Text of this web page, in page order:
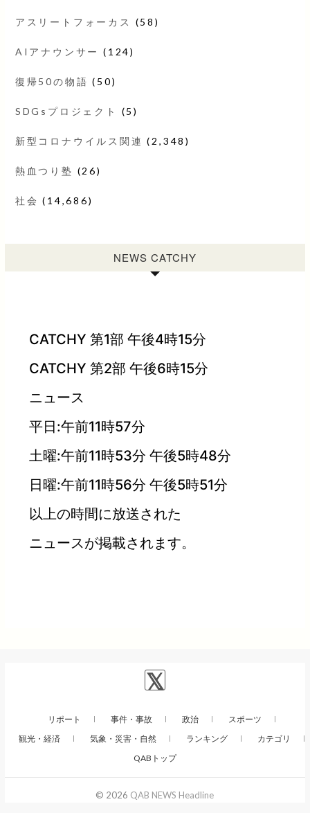
アスリートフォーカス (58)
AIアナウンサー (124)
復帰50の物語 (50)
SDGsプロジェクト (5)
新型コロナウイルス関連 (2,348)
熱血つり塾 (26)
社会 (14,686)
NEWS CATCHY
CATCHY 第1部 午後4時15分
CATCHY 第2部 午後6時15分
ニュース
平日:午前11時57分
土曜:午前11時53分 午後5時48分
日曜:午前11時56分 午後5時51分
以上の時間に放送された
ニュースが掲載されます。
リポート 事件・事故 政治
スポーツ
観光・経済
気象・災害・自然 ランキング
カテゴリ
QABトップ
© 2026 QAB NEWS Headline